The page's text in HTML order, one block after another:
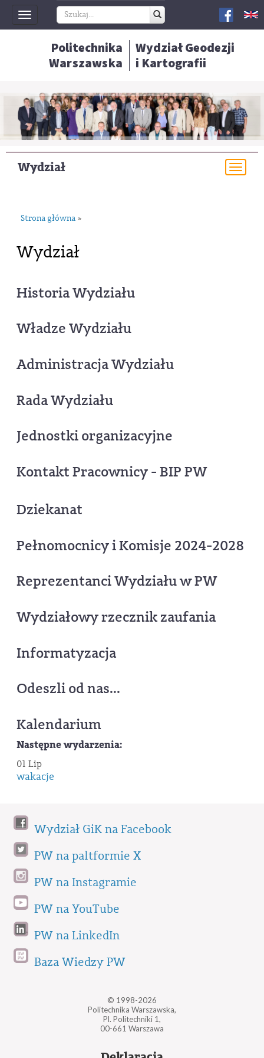
Toggle
navigation
Politechnika
Warszawska
Wydział Geodezji
i Kartografii
Wydział
Strona główna »
Wydział
Historia Wydziału
Władze Wydziału
Administracja Wydziału
Rada Wydziału
Jednostki organizacyjne
Kontakt Pracownicy - BIP PW
Dziekanat
Pełnomocnicy i Komisje 2024-2028
Reprezentanci Wydziału w PW
Wydziałowy rzecznik zaufania
Informatyzacja
Odeszli od nas...
Kalendarium
Następne wydarzenia:
01 Lip
wakacje
Wydział GiK na Facebook
PW na paltformie X
PW na Instagramie
PW na YouTube
PW na LinkedIn
Baza Wiedzy PW
© 1998-2026
Politechnika Warszawska,
Pl. Politechniki 1,
00-661 Warszawa